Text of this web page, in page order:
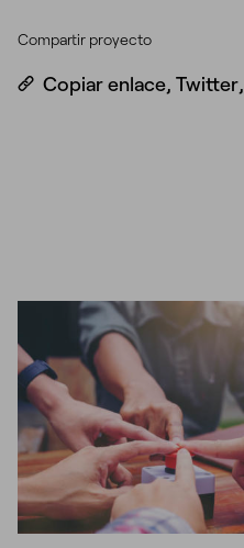
Compartir proyecto
Copiar enlace, Twitter,